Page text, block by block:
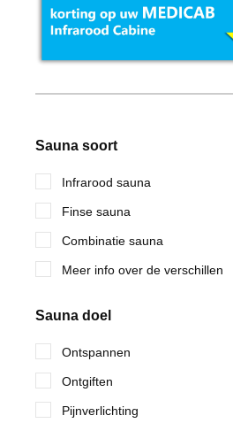
Sauna soort
Infrarood sauna
Finse sauna
Combinatie sauna
Meer info over de verschillen
Sauna doel
Ontspannen
Ontgiften
Pijnverlichting